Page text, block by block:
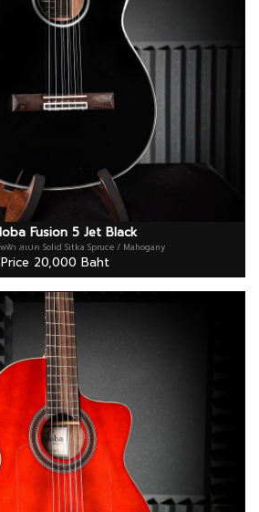
Fusion 5 Jet Black
ฟ้า สเปค Solid Sitka Spruce / Mahogany
Price 20,000 Baht